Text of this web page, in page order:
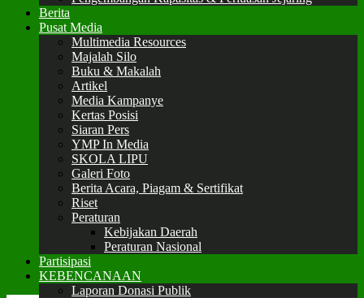
Berita
Pusat Media
Multimedia Resources
Majalah Silo
Buku & Makalah
Artikel
Media Kampanye
Kertas Posisi
Siaran Pers
YMP In Media
SKOLA LIPU
Galeri Foto
Berita Acara, Piagam & Sertifikat
Riset
Peraturan
Kebijakan Daerah
Peraturan Nasional
Partisipasi
KEBENCANAAN
Laporan Donasi Publik